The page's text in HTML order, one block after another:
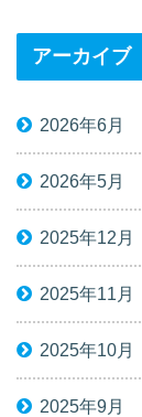
アーカイブ
2026年6月
2026年5月
2025年12月
2025年11月
2025年10月
2025年9月